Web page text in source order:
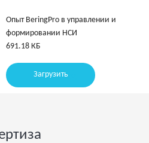
Опыт BeringPro в управлении и
формировании НСИ
691.18 КБ
Загрузить